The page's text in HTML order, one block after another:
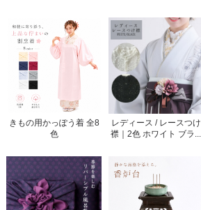
きもの用かっぽう着 全8
色
レディース / レースつけ
襟｜2色 ホワイト ブラ...